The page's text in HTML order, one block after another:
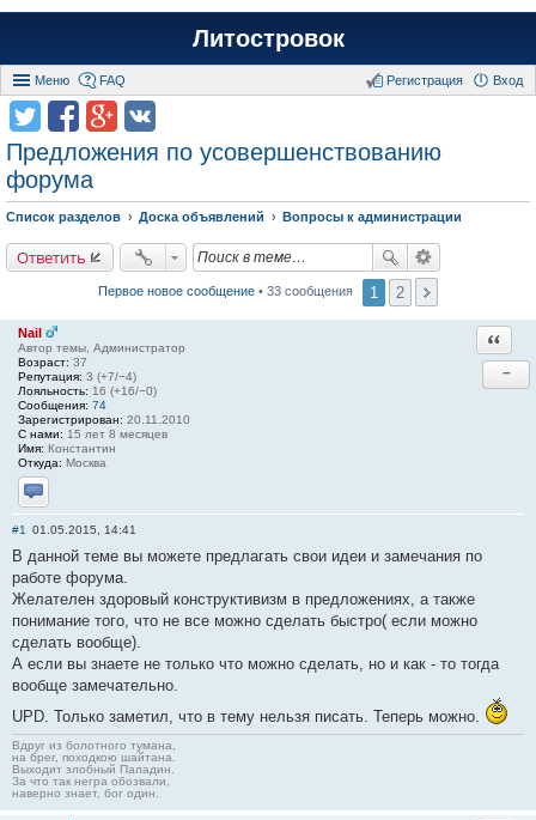
Литостровок
Меню FAQ Вход
Регистрация
Предложения по усовершенствованию
форума
Список разделов Доска объявлений Вопросы к администрации
Ответить
Первое новое сообщение • 33 сообщения 1 2
Nail
Автор темы, Администратор
Возраст: 37
Репутация: 3 (+7/−4)
Лояльность: 16 (+16/−0)
Сообщения: 74
Зарегистрирован: 20.11.2010
С нами: 15 лет 8 месяцев
Имя: Константин
Откуда: Москва
Отправить личное сообщение
−
#1 01.05.2015, 14:41
В данной теме вы можете предлагать свои идеи и замечания по
работе форума.
Желателен здоровый конструктивизм в предложениях, а также
понимание того, что не все можно сделать быстро( если можно
сделать вообще).
А если вы знаете не только что можно сделать, но и как - то тогда
вообще замечательно.
UPD. Только заметил, что в тему нельзя писать. Теперь можно.
Вдруг из болотного тумана,
на брег, походкою шайтана.
Выходит злобный Паладин.
За что так негра обозвали,
наверно знает, бог один.